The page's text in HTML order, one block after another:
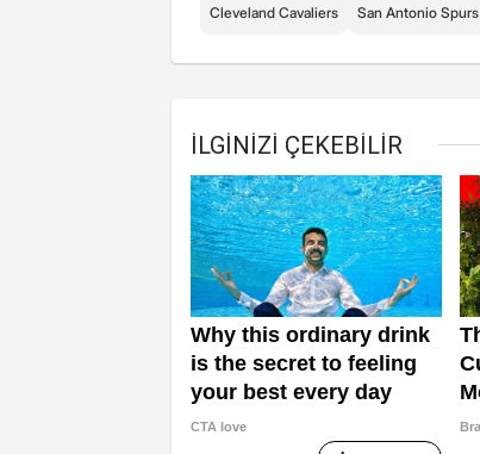
Cleveland Cavaliers San Antonio Spurs